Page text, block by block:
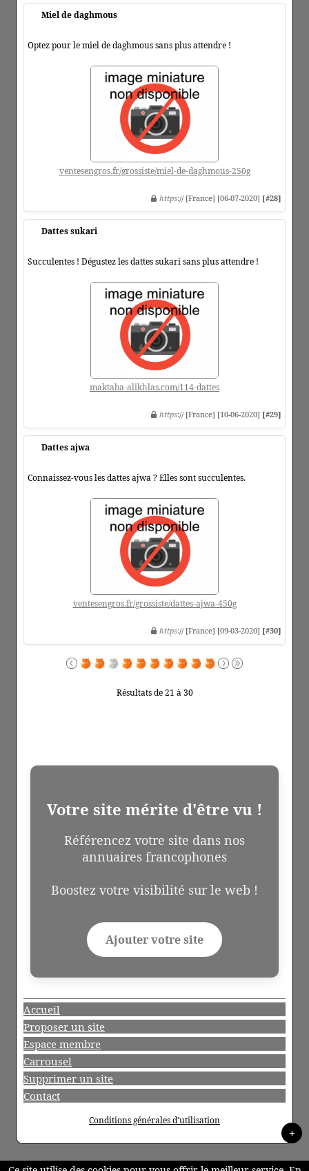
Miel de daghmous
Optez pour le miel de daghmous sans plus attendre !
ventesengros.fr/grossiste/miel-de-daghmous-250g
https:// [France] [06-07-2020] [#28]
Dattes sukari
Succulentes ! Dégustez les dattes sukari sans plus attendre !
maktaba-alikhlas.com/114-dattes
https:// [France] [10-06-2020] [#29]
Dattes ajwa
Connaissez-vous les dattes ajwa ? Elles sont succulentes.
ventesengros.fr/grossiste/dattes-ajwa-450g
https:// [France] [09-03-2020] [#30]
Résultats de 21 à 30
Votre site mérite d'être vu !
Référencez votre site dans nos
annuaires francophones
Boostez votre visibilité sur le web !
Ajouter votre site
Accueil
Proposer un site
Espace membre
Carrousel
Supprimer un site
Contact
Conditions générales d'utilisation
+